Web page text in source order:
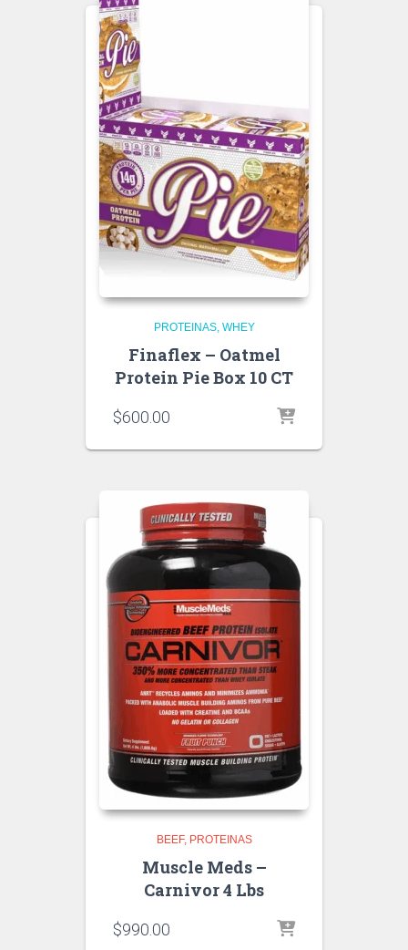
PROTEINAS WHEY
Finaflex – Oatmel
Protein Pie Box 10 CT
$600.00
BEEF PROTEINAS
Muscle Meds –
Carnivor 4 Lbs
$990.00